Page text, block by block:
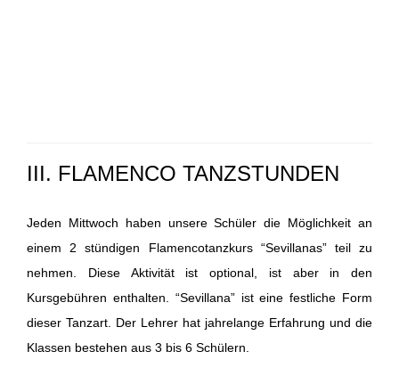
III. FLAMENCO TANZSTUNDEN
Jeden Mittwoch haben unsere Schüler die Möglichkeit an
einem 2 stündigen Flamencotanzkurs “Sevillanas” teil zu
nehmen.
Diese Aktivität ist optional, ist aber in den
Kursgebühren enthalten. “Sevillana” ist eine festliche Form
dieser Tanzart.
Der Lehrer hat jahrelange Erfahrung und die
Klassen bestehen aus 3 bis 6 Schülern.